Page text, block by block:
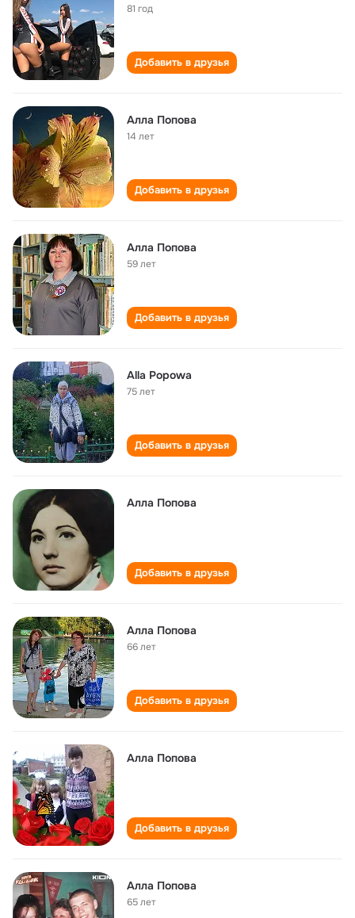
81 год
Добавить в друзья
Алла Попова
14 лет
Добавить в друзья
Алла Попова
59 лет
Добавить в друзья
Alla Popowa
75 лет
Добавить в друзья
Алла Попова
Добавить в друзья
Алла Попова
66 лет
Добавить в друзья
Алла Попова
Добавить в друзья
Алла Попова
65 лет